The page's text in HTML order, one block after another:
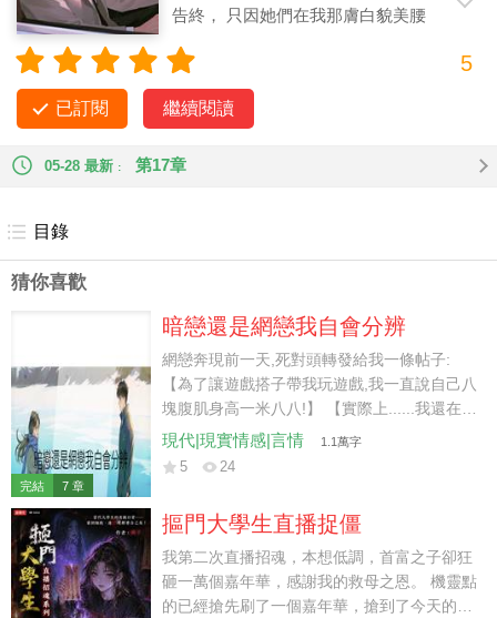
告終， 只因她們在我那膚白貌美腰
我，洗澡時假裝摔倒把他騙進浴室。 花灑溫熱的水流下，他緊
緊圈住我的手腕，聲音低啞地問我： 「你究竟想要我怎麼樣？
後來我被摔在床上，「費總，現在你開心了？」 我可太開心
你別這麼兇。」
5
已訂閱 繼續閱讀
05-28 最新 第17章
目錄
猜你喜歡
完結 7 章
暗戀還是網戀我自會分辨
網戀奔現前一天,死對頭轉發給我一條帖子:
【為了讓遊戲搭子帶我玩遊戲,我一直說自己八
塊腹肌身高一米八八!】 【實際上......我還在戴
小天電話手錶,八塊腹肌一八八的另有其人!】
【馬上就要奔現了,我是不是死定了?】 死對頭
了一半,但丟不起這個人,于是匿名給帖主回帖:
【你口中一米八八的是誰?跪下來求他替你去
面基!】 帖主唯唯諾諾:【......好吧,我去求求
他。】 下一秒,死對頭手機震響。 聽筒裡漏出
現代|現實情感|言情 1.1萬字
5 24
摳門大學生直播捉僵
我第二次直播招魂，本想低調，首富之子卻狂
砸一萬個嘉年華，感謝我的救母之恩。 機靈點
的已經搶先刷了一個嘉年華，搶到了今天的招